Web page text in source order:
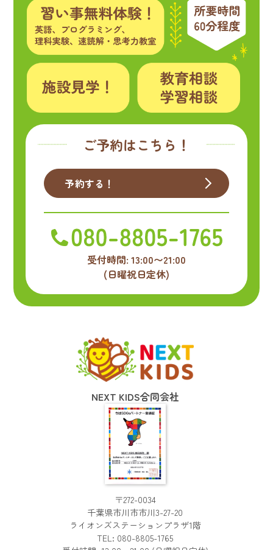
ご予約はこちら！
予約する！
受付時間: 13:00〜21:00
(日曜祝日定休)
NEXT KIDS合同会社
〒272-0034
千葉県市川市市川3-27-20
ライオンズステーションプラザ1階
TEL: 080-8805-1765